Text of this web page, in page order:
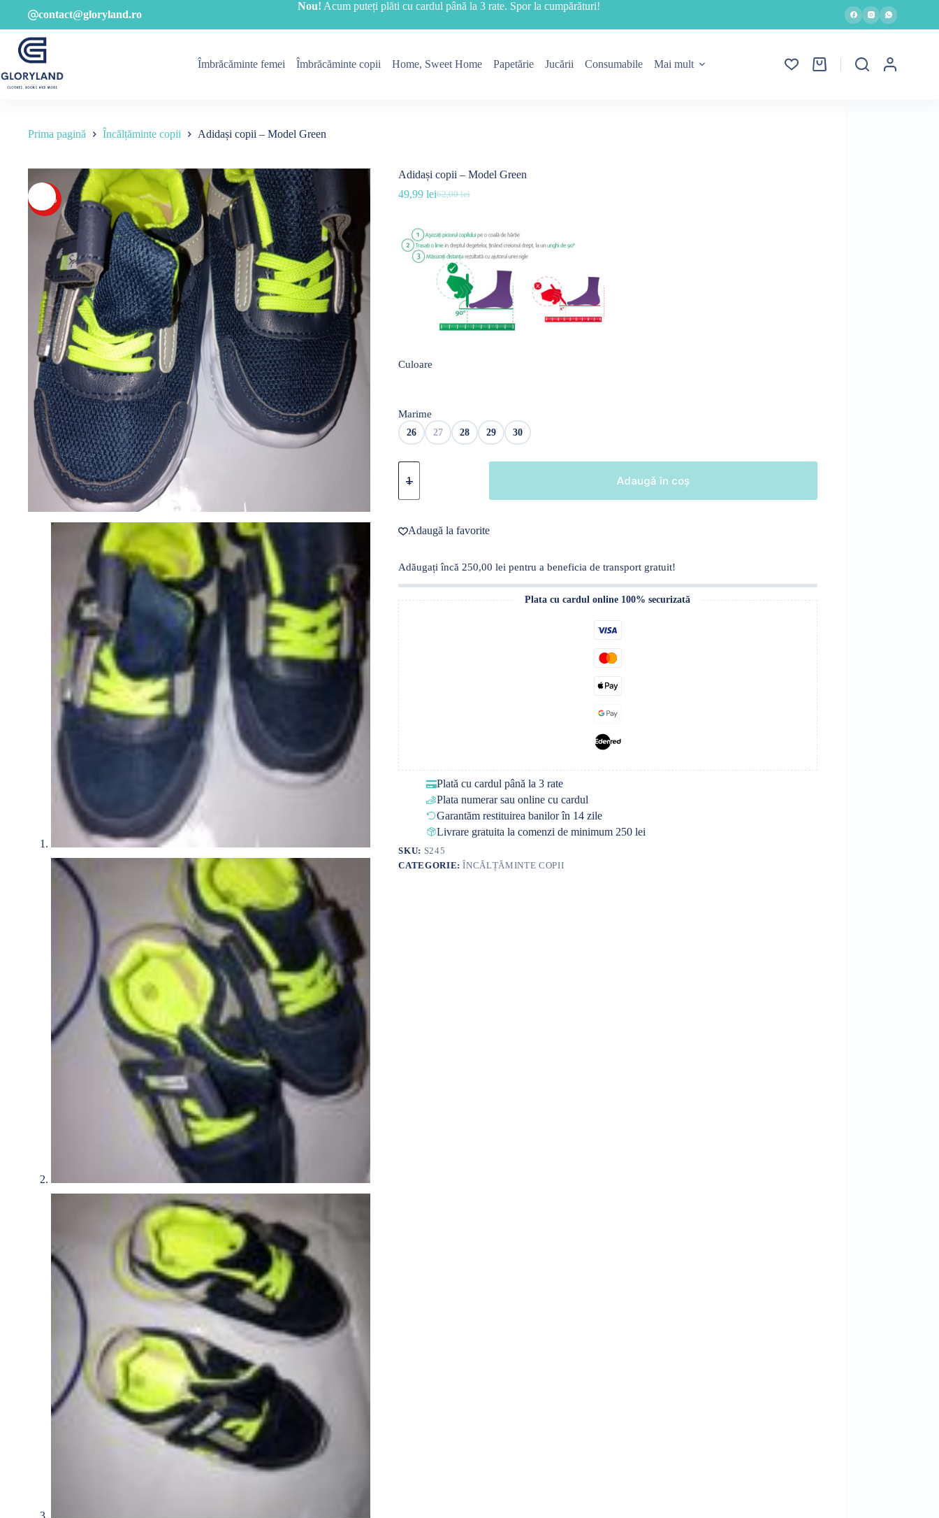
conținut
contact@gloryland.ro
Nou! Acum puteți plăti cu cardul până la 3 rate. Spor la cumpărături!
Îmbrăcăminte femei Îmbrăcăminte copii Home, Sweet Home Papetărie Jucării Consumabile Mai mult
Coș
Prima pagină Încălțăminte copii Adidași copii – Model Green
-19%
Adidași copii – Model Green
62,00lei
Prețul
fost:
62,00 lei.
49,99leiPrețul
49,99 lei.
Culoare
Marime
26 27 28 29 30
Cantitate
Adidași
-
Green
Adaugă în coș
Adaugă la favorite
Adăugați încă250,00lei pentru a beneficia de transport gratuit!
Plata cu cardul online 100% securizată
Plată cu cardul până la 3 rate
Plata numerar sau online cu cardul
Garantăm restituirea banilor în 14 zile
Livrare gratuita la comenzi de minimum 250 lei
SKU: S245
CATEGORIE:ÎNCĂLȚĂMINTE COPII